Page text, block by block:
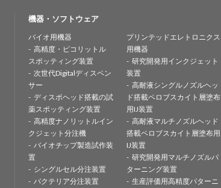
機器・ソフトウェア
バイオ用機器
高精度・ピコリットル
スポッティング装置
次世代Digitalディスペン
サー
ディスポヘッド搭載の試
薬スポッティング装置
高精度ナノリットルイン
クジェット分注機
バイオチップ製造試作装
置
シングルセル分注装置
バクテリア分注装置
プリンテッドエレトロニクス
用機器
研究開発用インクジェット
装置
高耐液シングルノズルヘッ
ド搭載ペロブスカイト層塗布
用IJ装置
高耐液マルチノズルヘッド
搭載ペロブスカイト層塗布用
IJ装置
研究開発用マルチノズルパ
ターニング装置
生産評価用高精度パターニ